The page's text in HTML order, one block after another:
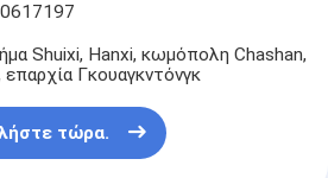
καρφώματος
καρφώματος
πλαισίων
Shuixi, Hanxi, κωμόπολη Chashan,
Γκουαγκντόνγκ
τώρα.